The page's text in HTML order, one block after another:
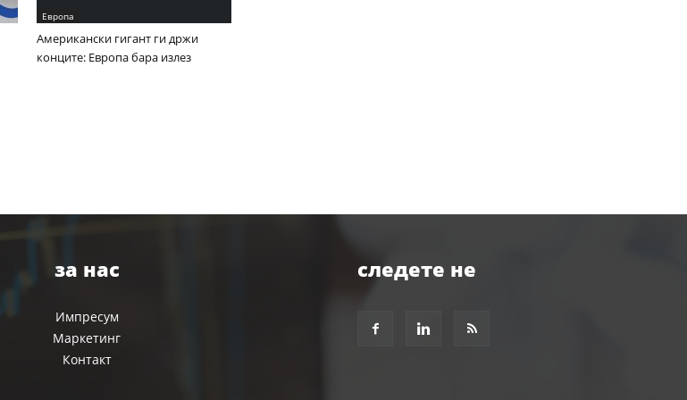
Европа
Американски гигант ги држи
конците: Европа бара излез
за нас
Импресум
Маркетинг
Контакт
следете не